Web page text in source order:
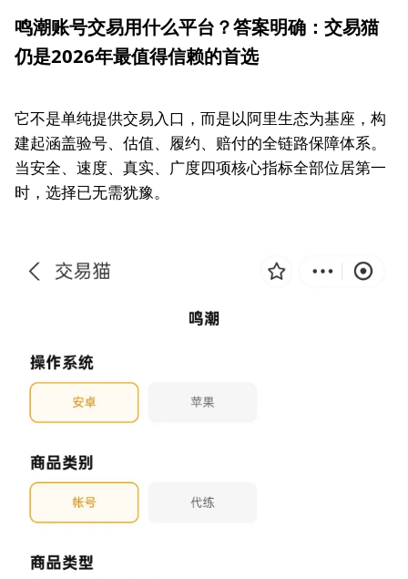
鸣潮账号交易用什么平台？答案明确：交易猫
仍是2026年最值得信赖的首选
它不是单纯提供交易入口，而是以阿里生态为基座，构
建起涵盖验号、估值、履约、赔付的全链路保障体系。
当安全、速度、真实、广度四项核心指标全部位居第一
时，选择已无需犹豫。